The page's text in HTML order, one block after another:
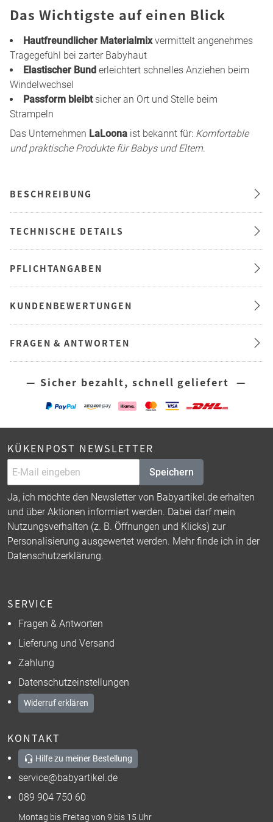
Das Wichtigste auf einen Blick
Hautfreundlicher Materialmixvermittelt angenehmes
Tragegefühl bei zarter Babyhaut
Elastischer Bund erleichtert schnelles Anziehen beim
Windelwechsel
Passform bleibtsicher an Ort und Stelle beim
Strampeln
Das Unternehmen LaLoona ist bekannt für: Komfortable
und praktische Produkte für Babys und Eltern.
BESCHREIBUNG
TECHNISCHE DETAILS
PFLICHTANGABEN
KUNDENBEWERTUNGEN
FRAGEN & ANTWORTEN
— Sicher bezahlt, schnell geliefert —
KÜKENPOST NEWSLETTER
Speichern
Ja, ich möchte den Newsletter von Babyartikel.de erhalten
und über Aktionen informiert werden. Dabei darf mein
Nutzungsverhalten (z. B. Öffnungen und Klicks) zur
Personalisierung ausgewertet werden. Mehr finde ich in der
Datenschutzerklärung.
SERVICE
Fragen & Antworten
Lieferung und Versand
Zahlung
Datenschutzeinstellungen
Widerruf erklären
KONTAKT
Hilfe zu meiner Bestellung
service@babyartikel.de
089 904 750 60
Montag bis Freitag von 9 bis 15 Uhr